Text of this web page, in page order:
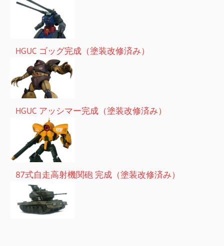
HGUC ゴッグ完成（塗装改修済み）
HGUC アッシマー完成（塗装改修済み）
87式自走高射機関砲 完成（塗装改修済み）